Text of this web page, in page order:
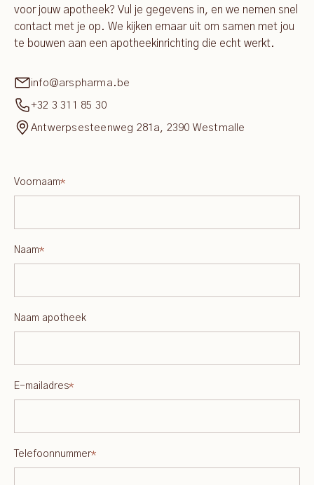
voor jouw apotheek? Vul je gegevens in, en we nemen snel
contact met je op. We kijken ernaar uit om samen met jou
te bouwen aan een apotheekinrichting die echt werkt.
info@arspharma.be
+32 3 311 85 30
Antwerpsesteenweg 281a, 2390 Westmalle
Voornaam*
Naam*
Naam apotheek
E-mailadres*
Telefoonnummer*